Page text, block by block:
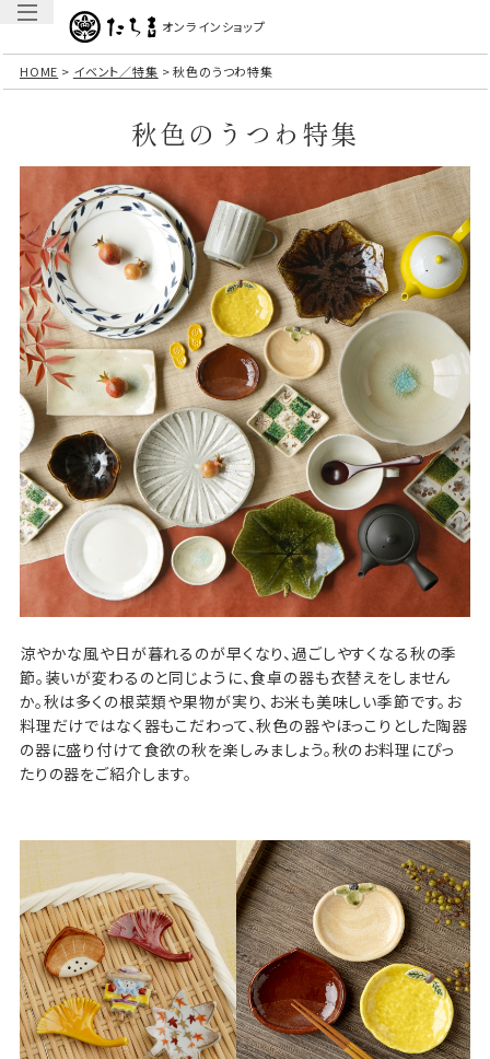
オンラインショップ
HOME イベント／特集 秋色のうつわ特集
秋色のうつわ特集
涼やかな風や日が暮れるのが早くなり、過ごしやすくなる秋の季
節。装いが変わるのと同じように、食卓の器も衣替えをしません
か。秋は多くの根菜類や果物が実り、お米も美味しい季節です。お
料理だけではなく器もこだわって、秋色の器やほっこりとした陶器
の器に盛り付けて食欲の秋を楽しみましょう。秋のお料理にぴっ
たりの器をご紹介します。